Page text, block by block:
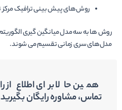
روش‌های پیش بینی ترافیک
روش ها به سه مدل میانگین گیری
مدل‌های سری زمانی تقسیم می شوند.
همین حالا برای اطلاع از
تماس، مشاوره رایگان